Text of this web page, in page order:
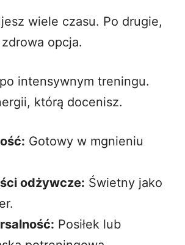
wiele czasu. Po drugie,
opcja.
intensywnym treningu.
którą docenisz.
Gotowy w mgnieniu
odżywcze: Świetny jako
Posiłek lub